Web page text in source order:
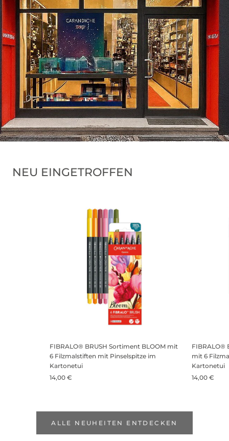
NEU EINGETROFFEN
FIBRALO® BRUSH Sortiment BLOOM mit
6 Filzmalstiften mit Pinselspitze im
Kartonetui
14,00 €
FIBRALO®
mit 6
Kartonetui
14,00 €
ALLE NEUHEITEN ENTDECKEN